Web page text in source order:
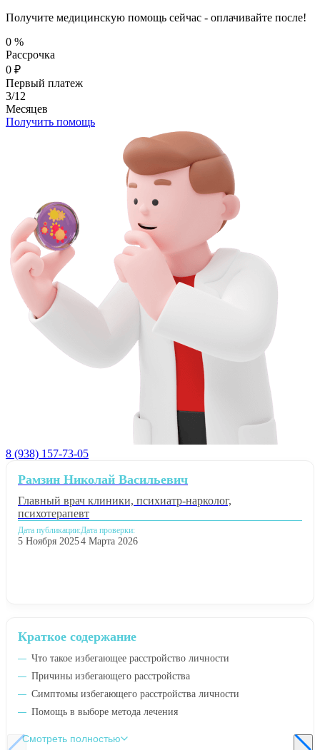
Получите медицинскую помощь сейчас - оплачивайте после!
0 %
Рассрочка
0 ₽
Первый платеж
3/12
Месяцев
Получить помощь
8 (938) 157-73-05
Краткое содержание
Что такое избегающее расстройство личности
Причины избегающего расстройства
Симптомы избегающего расстройства личности
Помощь в выборе метода лечения
Смотреть полностью
Рамзин Николай Васильевич
Главный врач клиники, психиатр-нарколог,
психотерапевт
Дата публикации:
5 Ноября 2025
Дата проверки:
4 Марта 2026